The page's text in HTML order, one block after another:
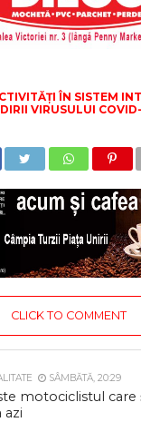
ÎN SISTEM
VIRUSULUI
CLICK TO COMMENT
SÂMBĂTĂ, 20:29
motociclistul care
azi